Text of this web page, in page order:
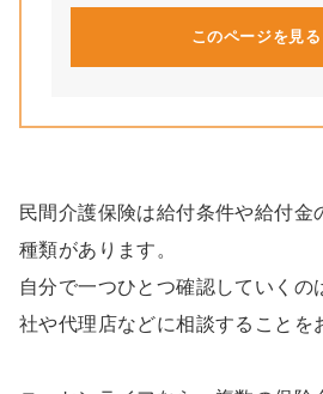
このページを見る
民間介護保険は給付条件や給付金
種類があります。
自分で一つひとつ確認していくの
社や代理店などに相談することを